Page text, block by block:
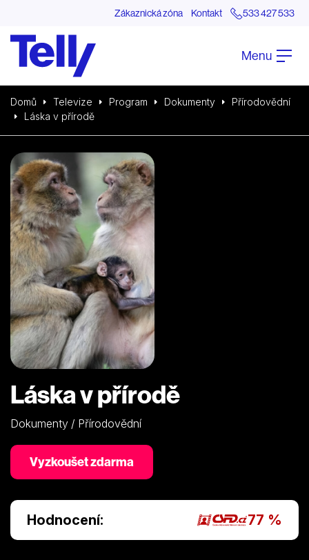
Zákaznická zóna Kontakt 533 427 533
Menu
Domů Televize Program Dokumenty
Přírodovědní
Láska v přírodě
Láska v přírodě
Dokumenty / Přírodovědní
Vyzkoušet zdarma
Hodnocení: 77 %